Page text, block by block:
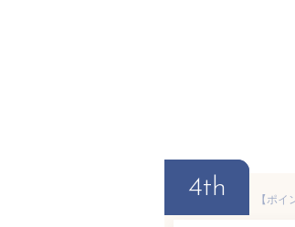
4th